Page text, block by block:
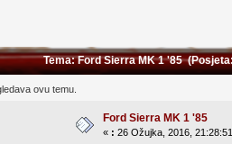
Tema: Ford Sierra MK 1 '85
ovu temu.
Ford Sierra MK 1 '85
« : 26 Ožujka, 2016,